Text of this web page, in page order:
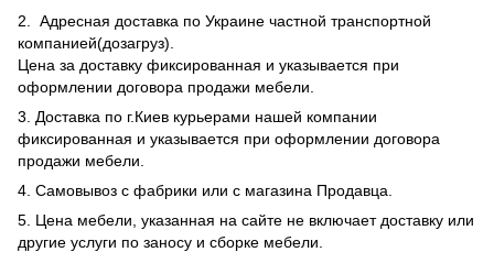
2. Адресная доставка по Украине частной транспортной
компанией(дозагруз).
Цена за доставку фиксированная и указывается при
оформлении договора продажи мебели.
3. Доставка по г.Киев курьерами нашей компании
фиксированная и указывается при оформлении договора
продажи мебели.
4. Самовывоз с фабрики или с магазина Продавца.
5. Цена мебели, указанная на сайте не включает доставку или
другие услуги по заносу и сборке мебели.